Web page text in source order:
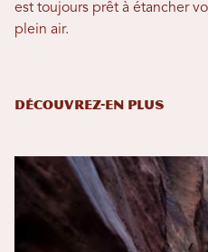
est toujours prêt à étancher
plein air.
DÉCOUVREZ-EN PLUS